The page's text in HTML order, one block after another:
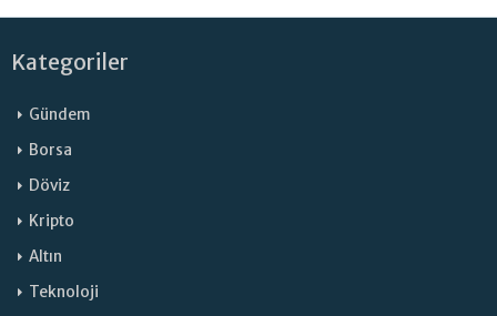
Kategoriler
Gündem
Borsa
Döviz
Kripto
Altın
Teknoloji